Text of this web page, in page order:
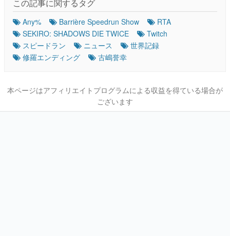
この記事に関するタグ
Any% Barrière Speedrun Show
RTA
SEKIRO: SHADOWS DIE TWICE
Twitch
スピードラン
ニュース
世界記録
修羅エンディング
古嶋誉幸
本ページはアフィリエイトプログラムによる収益を得ている場合が
ございます